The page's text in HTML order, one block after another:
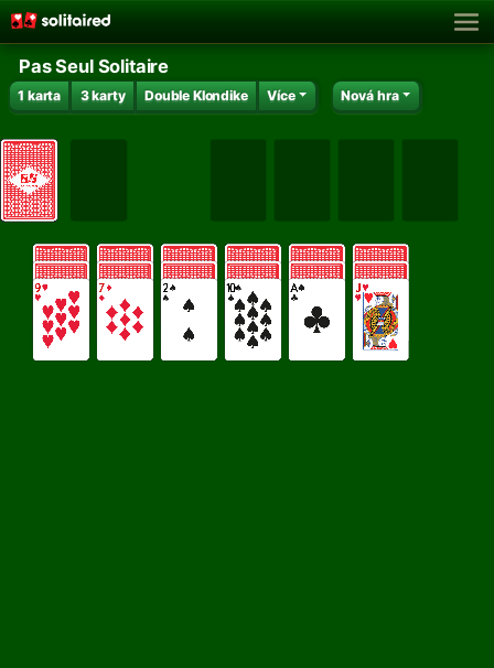
Pas Seul Solitaire
1 karta 3 karty Double Klondike Více Nová hra